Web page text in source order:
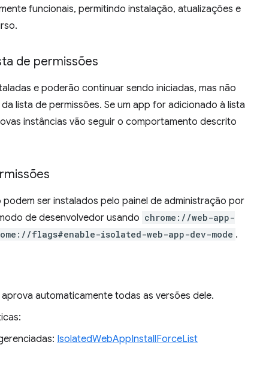
funcionais, permitindo instalação, atualizações e
de permissões
e poderão continuar sendo iniciadas, mas não
lista de permissões. Se um app for adicionado à lista
instâncias vão seguir o comportamento descrito
ser instalados pelo painel de administração por
de desenvolvedor usando chrome://web-app-
flags#enable-isolated-web-app-dev-mode .
automaticamente todas as versões dele.
IsolatedWebAppInstallForceList